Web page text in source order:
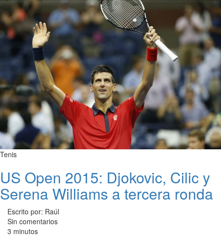
Tenis
US Open 2015: Djokovic, Cilic y
Serena Williams a tercera ronda
Escrito por: Raúl
Sin comentarios
3 minutos